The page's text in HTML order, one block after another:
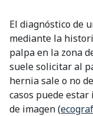
El diagnóstico de
mediante la
palpa en la zona
suele solicitar al
hernia sale o no
casos puede
de imagen (